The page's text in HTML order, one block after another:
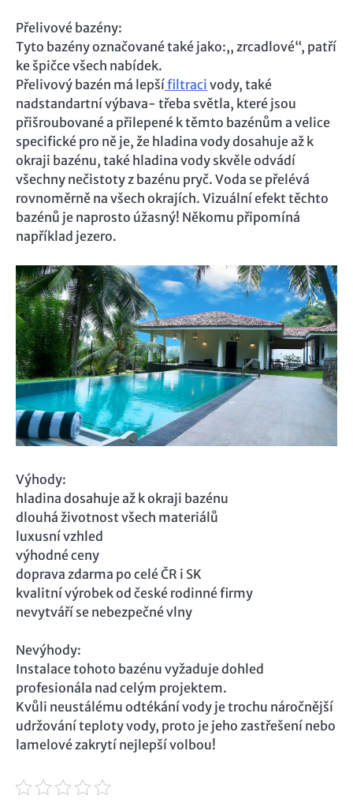
Přelivové bazény:
Tyto bazény označované také jako:,, zrcadlové“, patří
ke špičce všech nabídek.
Přelivový bazén má lepšífiltraci vody, také
nadstandartní výbava- třeba světla, které jsou
přišroubované a přilepené k těmto bazénům a velice
specifické pro ně je, že hladina vody dosahuje až k
okraji bazénu, také hladina vody skvěle odvádí
všechny nečistoty z bazénu pryč. Voda se přelévá
rovnoměrně na všech okrajích. Vizuální efekt těchto
bazénů je naprosto úžasný! Někomu připomíná
například jezero.
Výhody:
hladina dosahuje až k okraji bazénu
dlouhá životnost všech materiálů
luxusní vzhled
výhodné ceny
doprava zdarma po celé ČR i SK
kvalitní výrobek od české rodinné firmy
nevytváří se nebezpečné vlny
Nevýhody:
Instalace tohoto bazénu vyžaduje dohled
profesionála nad celým projektem.
Kvůli neustálému odtékání vody je trochu náročnější
udržování teploty vody, proto je jeho zastřešení nebo
lamelové zakrytí nejlepší volbou!